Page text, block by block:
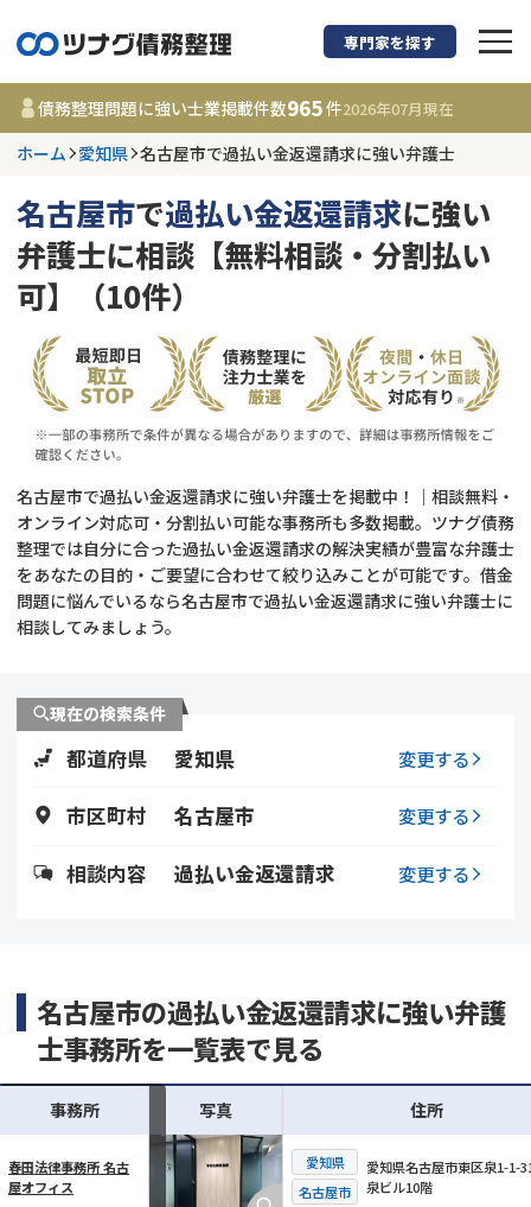
債務整理に強い弁
愛知県
事務所 965
件
更新日 : 2026年07月31日
相談内容で探す
借金返済相談・交渉
時効援用
会社破産・法人破産
費用相場
債務整理
個人再生（民事再生）
専門家を探す
債務整理問題に強い士業掲載件数965件2026年07月現在
ホーム 愛知県 名古屋市で過払い金返還請求に強い弁護士
名古屋市で過払い金返還請求に強い
弁護士に相談【無料相談・分割払い
可】（10件）
名古屋市で過払い金返還請求に強い弁護士を掲載中！｜相談無料・
オンライン対応可・分割払い可能な事務所も多数掲載。ツナグ債務
整理では自分に合った過払い金返還請求の解決実績が豊富な弁護士
をあなたの目的・ご要望に合わせて絞り込みことが可能です。借金
問題に悩んでいるなら名古屋市で過払い金返還請求に強い弁護士に
相談してみましょう。
現在の検索条件
都道府県 愛知県 変更する
市区町村 名古屋市 変更する
相談内容 過払い金返還請求 変更する
名古屋市の過払い金返還請求に強い弁護
士事務所を一覧表で見る
横スクロール可能
事務所 写真 住所
春田法律事務所 名古
屋オフィス
愛知県
名古屋市
愛知県名古屋市東区泉1-1-
泉ビル10階